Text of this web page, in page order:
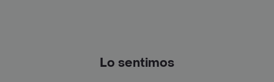
Lo sentimos